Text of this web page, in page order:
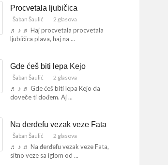
Procvetala ljubičica
Šaban Šaulić 2 glasova
♬ ♪ ♬ Haj procvetala procvetala
ljubičica plava, haj na ...
Gde ćeš biti lepa Kejo
Šaban Šaulić 2 glasova
♬ ♪ ♬ Gde ćeš biti lepa Kejo da
doveče ti dođem. Aj ...
Na đerđefu vezak veze Fata
Šaban Šaulić 2 glasova
♬ ♪ ♬ Na đerđefu vezak veze Fata,
sitno veze sa iglom od ...